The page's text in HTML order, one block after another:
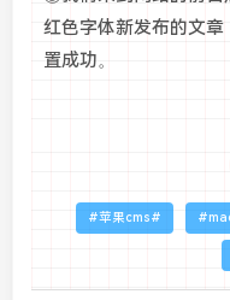
红色字体新发布的文
置成功。
苹果cms